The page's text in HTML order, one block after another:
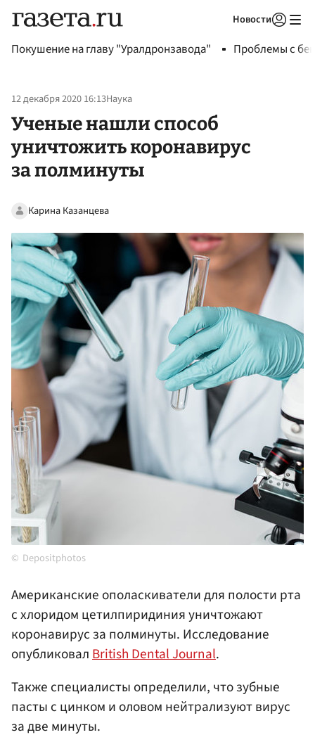
Новости
Покушение на главу "Уралдронзавода" Проблемы с
12 декабря 2020 16:13Наука
Ученые нашли способ
уничтожить коронавирус
за полминуты
Карина Казанцева
Depositphotos
Американские ополаскиватели для полости рта
с хлоридом цетилпиридиния уничтожают
коронавирус за полминуты. Исследование
опубликовалBritish Dental Journal.
Также специалисты определили, что зубные
пасты с цинком и оловом нейтрализуют вирус
за две минуты.